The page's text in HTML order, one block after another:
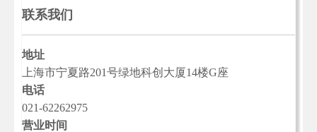
联系我们
地址
上海市宁夏路201号绿地科创大厦14楼G座
电话
021-62262975
营业时间